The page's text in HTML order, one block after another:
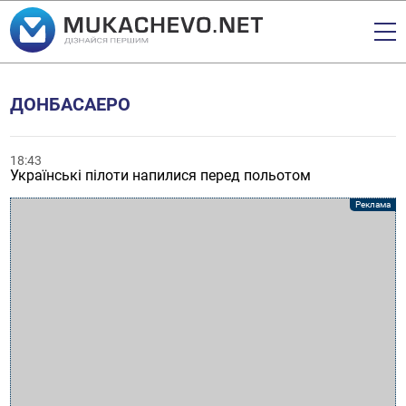
ДОНБАСАЕРО
18:43
Українські пілоти напилися перед польотом